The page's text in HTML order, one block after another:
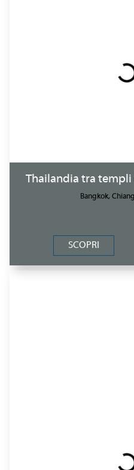
Thailandia tra
Bangkok,
SCOPRI